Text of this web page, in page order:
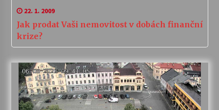
22. 1. 2009
Jak prodat Vaši nemovitost v dobách finanční
krize?